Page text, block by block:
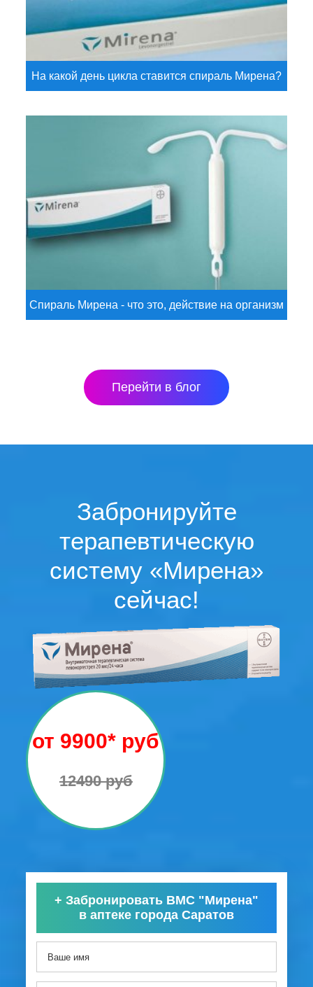
На какой день цикла ставится спираль Мирена?
Спираль Мирена - что это, действие на организм
Перейти в блог
Забронируйте
терапевтическую
систему «Мирена»
сейчас!
от 9900* руб
12490 руб
+ Забронировать ВМС "Мирена"
в аптеке города Саратов